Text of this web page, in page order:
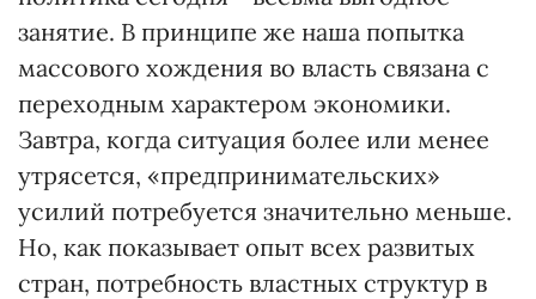
занятие. В принципе же наша попытка
массового хождения во власть связана с
переходным характером экономики.
Завтра, когда ситуация более или менее
утрясется, «предпринимательских»
усилий потребуется значительно меньше.
Но, как показывает опыт всех развитых
стран, потребность властных структур в